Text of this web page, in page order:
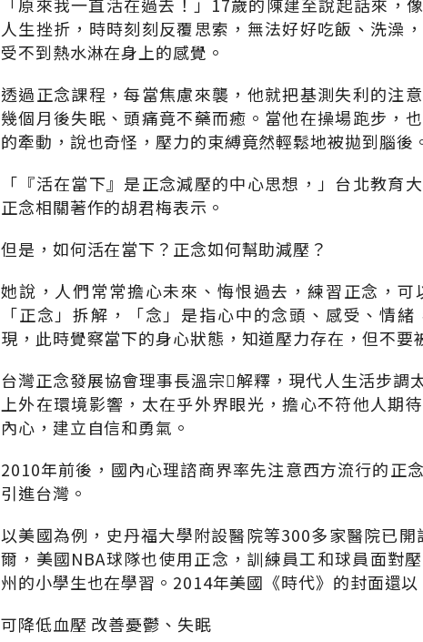
「原來我一直活在過去！」17歲的陳建至說起話來，
人生挫折，時時刻刻反覆思索，無法好好吃飯、洗澡
受不到熱水淋在身上的感覺。
透過正念課程，每當焦慮來襲，他就把基測失利的注
幾個月後失眠、頭痛竟不藥而癒。當他在操場跑步，
的牽動，說也奇怪，壓力的束縛竟然輕鬆地被拋到腦後
「『活在當下』是正念減壓的中心思想，」台北教育
正念相關著作的胡君梅表示。
但是，如何活在當下？正念如何幫助減壓？
她說，人們常常擔心未來、悔恨過去，練習正念，
「正念」拆解，「念」是指心中的念頭、感受、情
現，此時覺察當下的身心狀態，知道壓力存在，但不要
台灣正念發展協會理事長溫宗解釋，現代人生活步調
上外在環境影響，太在乎外界眼光，擔心不符他人期
內心，建立自信和勇氣。
2010年前後，國內心理諮商界率先注意西方流行的正
引進台灣。
以美國為例，史丹福大學附設醫院等300多家醫院已
爾，美國NBA球隊也使用正念，訓練員工和球員面對
州的小學生也在學習。2014年美國《時代》的封面還以
可降低血壓 改善憂鬱、失眠